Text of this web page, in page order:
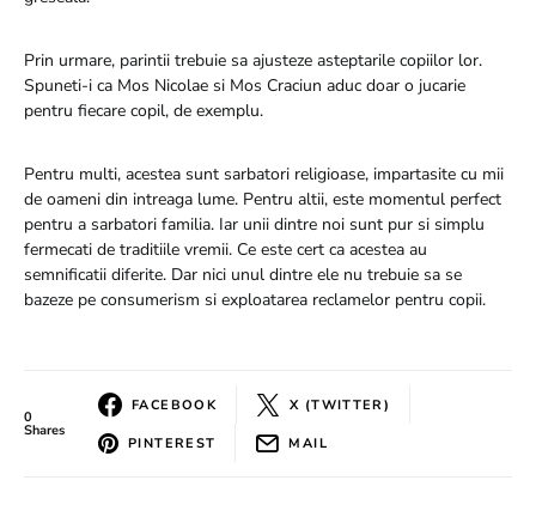
Prin urmare, parintii trebuie sa ajusteze asteptarile copiilor lor.
Spuneti-i ca Mos Nicolae si Mos Craciun aduc doar o jucarie
pentru fiecare copil, de exemplu.
Pentru multi, acestea sunt sarbatori religioase, impartasite cu mii
de oameni din intreaga lume. Pentru altii, este momentul perfect
pentru a sarbatori familia. Iar unii dintre noi sunt pur si simplu
fermecati de traditiile vremii. Ce este cert ca acestea au
semnificatii diferite. Dar nici unul dintre ele nu trebuie sa se
bazeze pe consumerism si exploatarea reclamelor pentru copii.
0
Shares
FACEBOOK X (TWITTER)
PINTEREST MAIL